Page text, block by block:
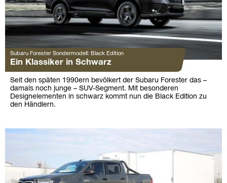
Subaru Forester Sondermodell: Black Edition
Ein Klassiker in Schwarz
Seit den späten 1990ern bevölkert der Subaru Forester das –
damals noch junge – SUV-Segment. Mit besonderen
Designelementen in schwarz kommt nun die Black Edition zu
den Händlern.